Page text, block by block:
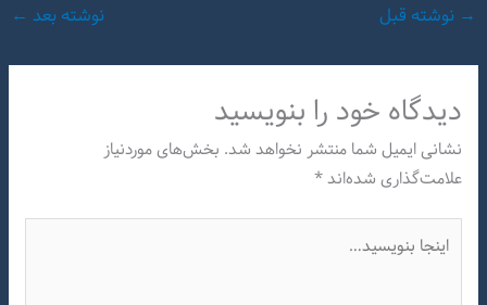
→ نوشته قبل نوشته بعد ←
دیدگاه‌ خود را بنویسید
نشانی ایمیل شما منتشر نخواهد شد. بخش‌های موردنیاز
علامت‌گذاری شده‌اند*
بنویسید…